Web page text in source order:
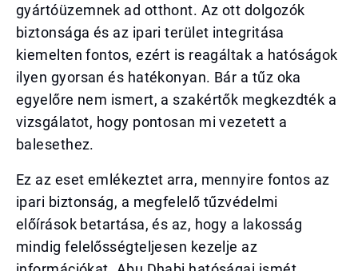
gyártóüzemnek ad otthont. Az ott dolgozók
biztonsága és az ipari terület integritása
kiemelten fontos, ezért is reagáltak a hatóságok
ilyen gyorsan és hatékonyan. Bár a tűz oka
egyelőre nem ismert, a szakértők megkezdték a
vizsgálatot, hogy pontosan mi vezetett a
balesethez.
Ez az eset emlékeztet arra, mennyire fontos az
ipari biztonság, a megfelelő tűzvédelmi
előírások betartása, és az, hogy a lakosság
mindig felelősségteljesen kezelje az